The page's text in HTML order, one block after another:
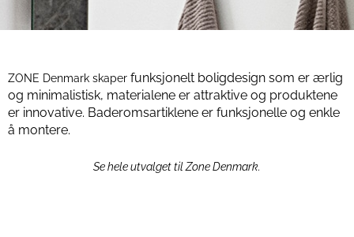
ZONE Denmark skaper funksjonelt boligdesign som er ærlig
og minimalistisk, materialene er attraktive og produktene
er innovative. Baderomsartiklene er funksjonelle og enkle
å montere.
Se hele utvalget til Zone Denmark.